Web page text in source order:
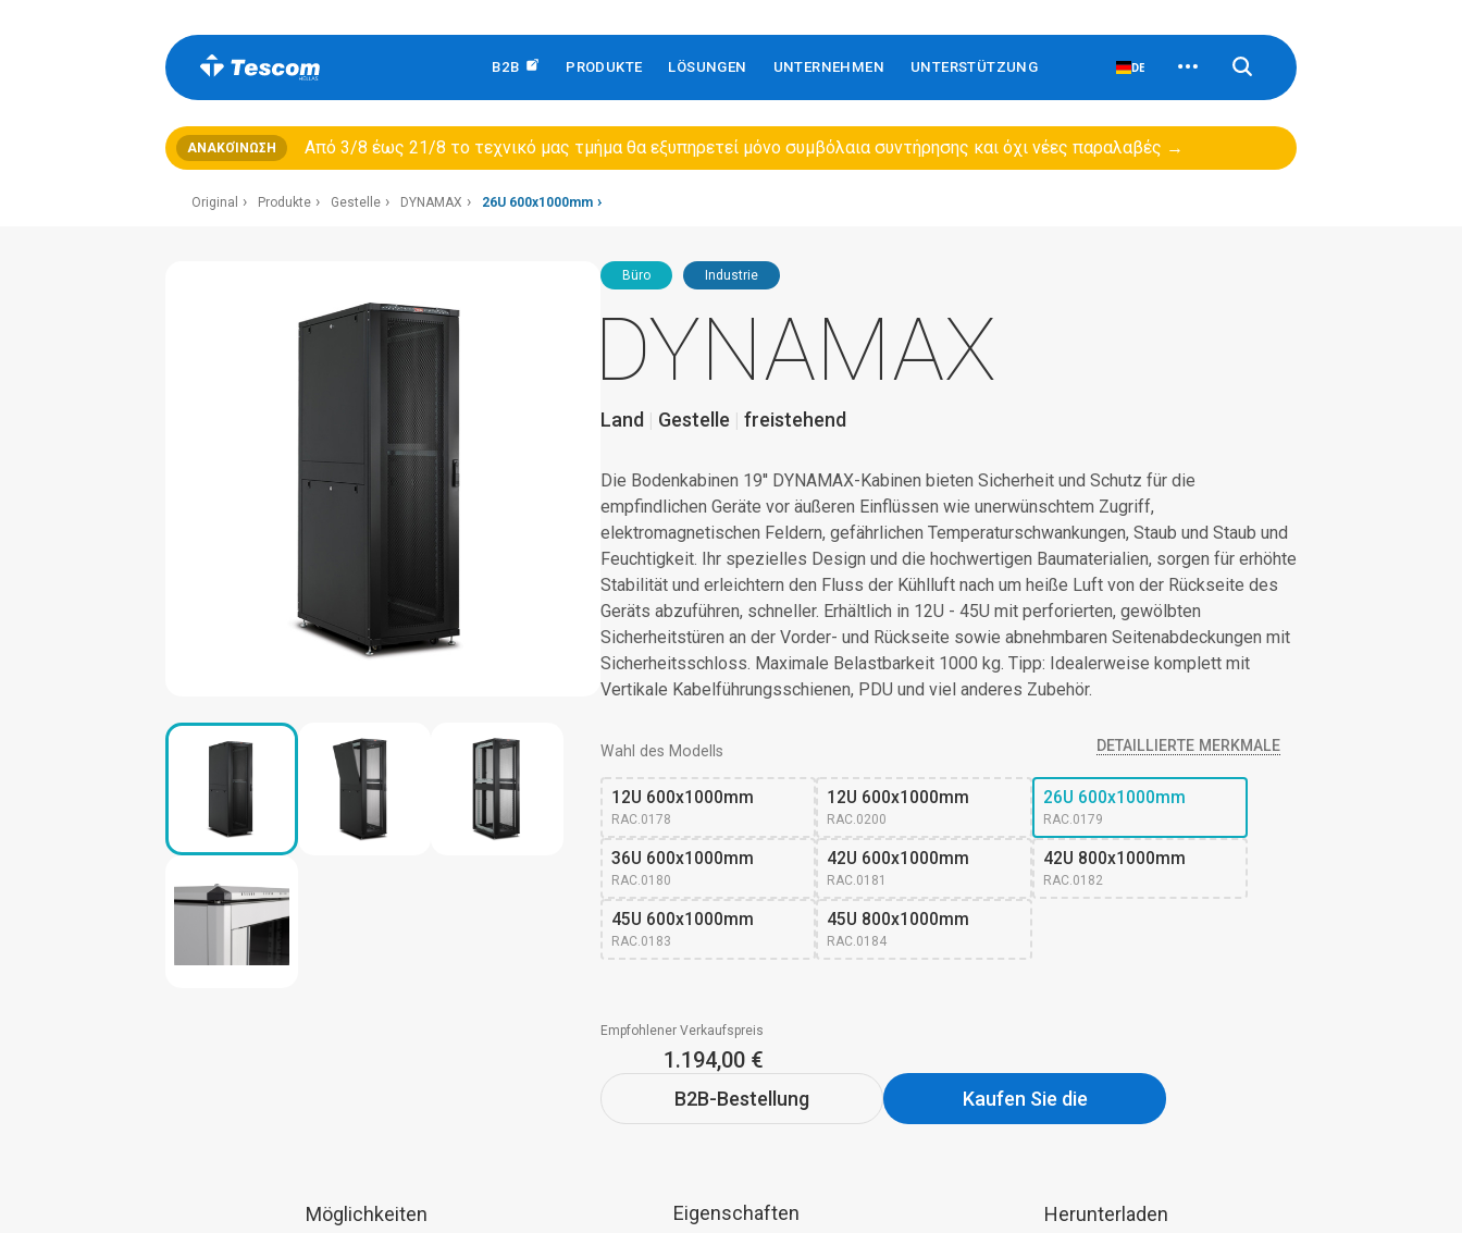
B2B PRODUKTE LÖSUNGEN UNTERNEHMEN UNTERSTÜTZUNG DE
ΑΝΑΚΟΊΝΩΣΗ Από 3/8 έως 21/8 τo τεχνικό μας τμήμα θα εξυπηρετεί μόνο συμβόλαια συντήρησης και όχι νέες παραλαβές →
Original Produkte Gestelle DYNAMAX 26U 600x1000mm
Büro Industrie
DYNAMAX
Land Gestelle freistehend
Die Bodenkabinen 19'' DYNAMAX-Kabinen bieten Sicherheit und Schutz für die
empfindlichen Geräte vor äußeren Einflüssen wie unerwünschtem Zugriff,
elektromagnetischen Feldern, gefährlichen Temperaturschwankungen, Staub und Staub und
Feuchtigkeit. Ihr spezielles Design und die hochwertigen Baumaterialien, sorgen für erhöhte
Stabilität und erleichtern den Fluss der Kühlluft nach um heiße Luft von der Rückseite des
Geräts abzuführen, schneller. Erhältlich in 12U - 45U mit perforierten, gewölbten
Sicherheitstüren an der Vorder- und Rückseite sowie abnehmbaren Seitenabdeckungen mit
Sicherheitsschloss. Maximale Belastbarkeit 1000 kg. Tipp: Idealerweise komplett mit
Vertikale Kabelführungsschienen, PDU und viel anderes Zubehör.
Wahl des Modells DETAILLIERTE MERKMALE
12U 600x1000mm
RAC.0178
12U 600x1000mm
RAC.0200
26U 600x1000mm
RAC.0179
36U 600x1000mm
RAC.0180
42U 600x1000mm
RAC.0181
42U 800x1000mm
RAC.0182
45U 600x1000mm
RAC.0183
45U 800x1000mm
RAC.0184
Empfohlener Verkaufspreis
1.194,00 €
B2B-Bestellung Kaufen Sie die
Möglichkeiten Eigenschaften Herunterladen